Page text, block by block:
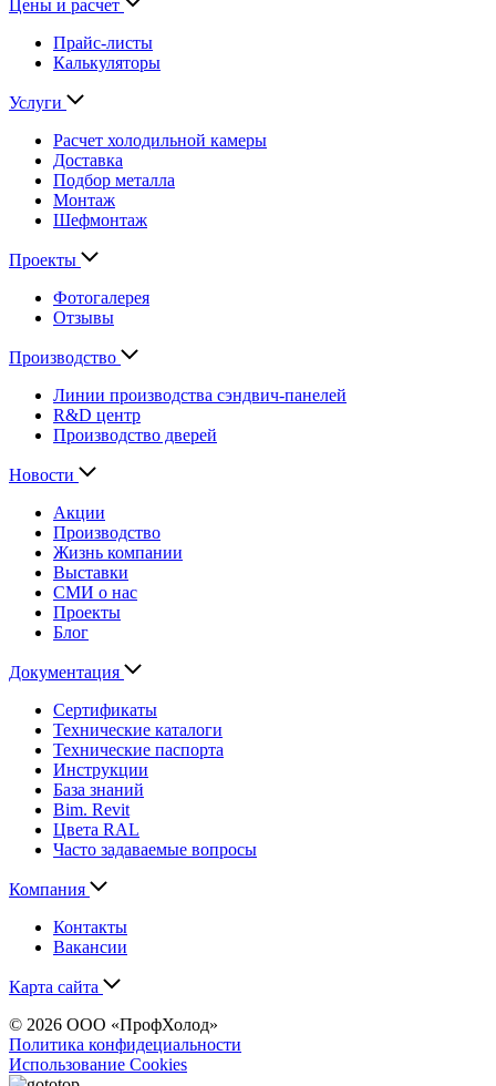
Цены и расчет
Прайс-листы
Калькуляторы
Услуги
Расчет холодильной камеры
Доставка
Подбор металла
Монтаж
Шефмонтаж
Проекты
Фотогалерея
Отзывы
Производство
Линии производства сэндвич-панелей
R&D центр
Производство дверей
Новости
Акции
Производство
Жизнь компании
Выставки
СМИ о нас
Проекты
Блог
Документация
Сертификаты
Технические каталоги
Технические паспорта
Инструкции
База знаний
Bim. Revit
Цвета RAL
Часто задаваемые вопросы
Компания
Контакты
Вакансии
Карта сайта
© 2026 ООО «ПрофХолод»
Политика конфидециальности
Использование Cookies